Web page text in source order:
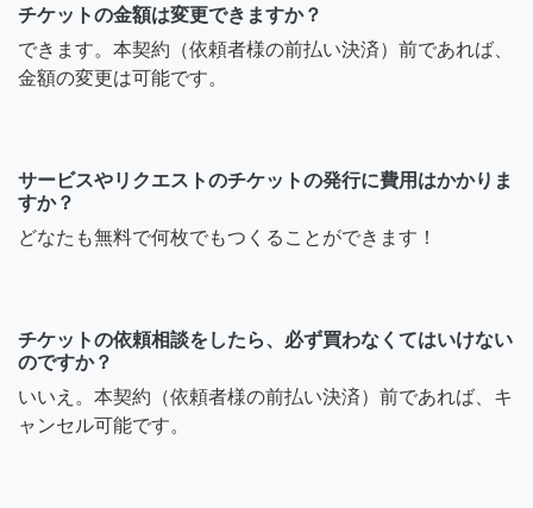
チケットの金額は変更できますか？
できます。本契約（依頼者様の前払い決済）前であれば、
金額の変更は可能です。
サービスやリクエストのチケットの発行に費用はかかりま
すか？
どなたも無料で何枚でもつくることができます！
チケットの依頼相談をしたら、必ず買わなくてはいけない
のですか？
いいえ。本契約（依頼者様の前払い決済）前であれば、キ
ャンセル可能です。